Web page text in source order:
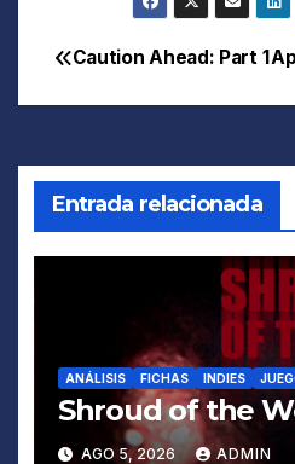
Navegación
de
entradas
Caution Ahead: Part 1
Entrada relacionada
ANÁLISIS FICHAS INDIES
Shroud of the
AGO 5, 2026 ADMIN